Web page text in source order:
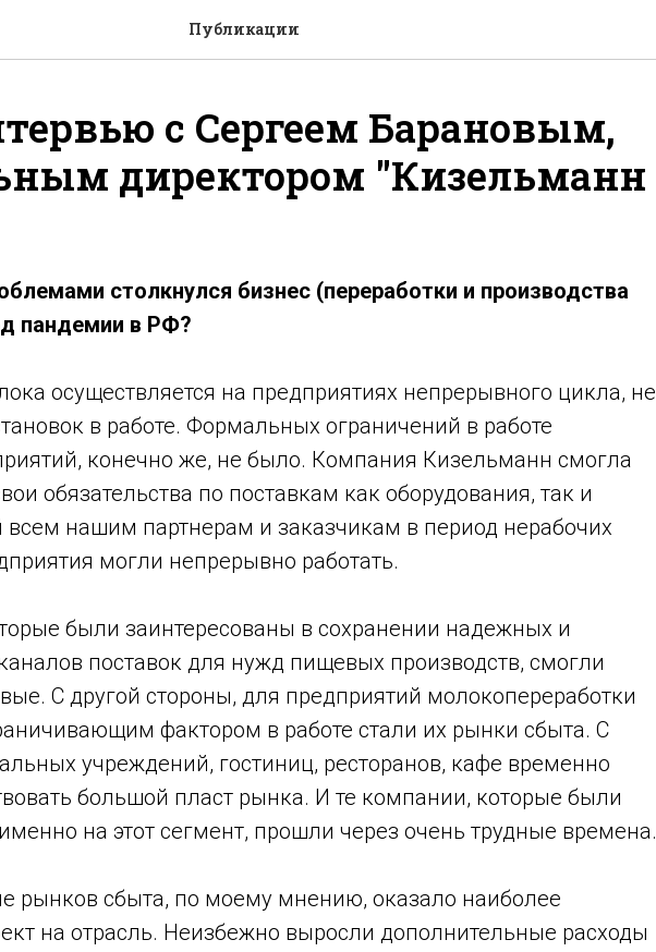
Публикации
с Сергеем Барановым,
директором "Кизельманн
столкнулся бизнес (переработки и производства
пандемии в РФ?
осуществляется на предприятиях непрерывного цикла, не
в работе. Формальных ограничений в работе
конечно же, не было. Компания Кизельманн смогла
обязательства по поставкам как оборудования, так и
всем нашим партнерам и заказчикам в период нерабочих
могли непрерывно работать.
были заинтересованы в сохранении надежных и
поставок для нужд пищевых производств, смогли
С другой стороны, для предприятий молокопереработки
фактором в работе стали их рынки сбыта. С
учреждений, гостиниц, ресторанов, кафе временно
большой пласт рынка. И те компании, которые были
на этот сегмент, прошли через очень трудные времена.
рынков сбыта, по моему мнению, оказало наиболее
на отрасль. Неизбежно выросли дополнительные расходы